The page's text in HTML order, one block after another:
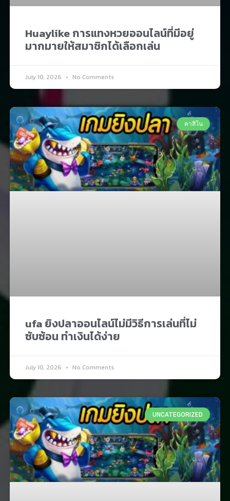
Huaylike การแทงหวยออนไลน์ที่มีอยู่
มากมายให้สมาชิกได้เลือกเล่น
July 10, 2026 No Comments
คาสิโน
ufa ยิงปลาออนไลน์ไม่มีวิธีการเล่นที่ไม่
ซับซ้อน ทำเงินได้ง่าย
July 10, 2026 No Comments
UNCATEGORIZED